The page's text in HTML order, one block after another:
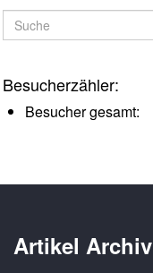
Suche
Besucherzähler:
Besucher gesamt:
Artikel Archiv